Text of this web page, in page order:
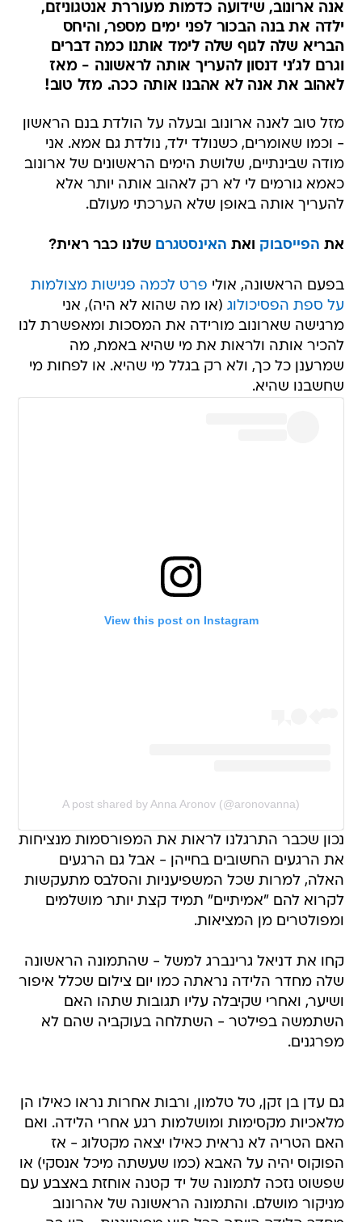
אנה ארונוב, שידועה כדמות מעוררת אנטגוניזם,
ילדה את בנה הבכור לפני ימים מספר, והיחס
הבריא שלה לגוף שלה לימד אותנו כמה דברים
וגרם לג'ני דנסון להעריך אותה לראשונה - מאז
לאהוב את אנה לא אהבנו אותה ככה. מזל טוב!
מזל טוב לאנה ארונוב ובעלה על הולדת בנם הראשון
- וכמו שאומרים, כשנולד ילד, נולדת גם אמא. אני
מודה שבינתיים, שלושת הימים הראשונים של ארונוב
כאמא גורמים לי לא רק לאהוב אותה יותר אלא
להעריך אותה באופן שלא הערכתי מעולם.
את הפייסבוק ואת האינסטגרם שלנו כבר ראית?
בפעם הראשונה, אולי פרט לכמה פגישות מצולמות
על ספת הפסיכולוג (או מה שהוא לא היה), אני
מרגישה שארונוב מורידה את המסכות ומאפשרת לנו
להכיר אותה ולראות את מי שהיא באמת, מה
שמרענן כל כך, ולא רק בגלל מי שהיא. או לפחות מי
שחשבנו שהיא.
View this post on Instagram
A post shared by Anna Aronov (@aronovanna)
נכון שכבר התרגלנו לראות את המפורסמות מנציחות
את הרגעים החשובים בחייהן - אבל גם הרגעים
האלה, למרות שכל המשפיעניות והסלבס מתעקשות
לקרוא להם "אמיתיים" תמיד קצת יותר מושלמים
ומפולטרים מן המציאות.
קחו את דניאל גרינברג למשל - שהתמונה הראשונה
שלה מחדר הלידה נראתה כמו יום צילום שכלל איפור
ושיער, ואחרי שקיבלה עליו תגובות שתהו האם
השתמשה בפילטר - השתלחה בעוקביה שהם לא
מפרגנים.
גם עדן בן זקן, טל טלמון, ורבות אחרות נראו כאילו הן
מלאכיות מקסימות ומושלמות רגע אחרי הלידה. ואם
האם הטריה לא נראית כאילו יצאה מקטלוג - אז
הפוקוס יהיה על האבא (כמו שעשתה מיכל אנסקי) או
שפשוט נזכה לתמונה של יד קטנה אוחזת באצבע עם
מניקור מושלם. והתמונה הראשונה של אהרונוב